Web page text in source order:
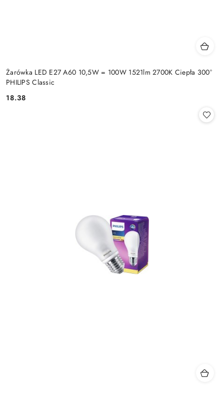
Żarówka LED E27 A60 10,5W = 100W 1521lm 2700K Ciepła 300°
PHILIPS Classic
Cena:
18.38